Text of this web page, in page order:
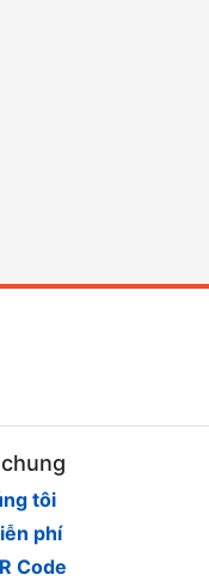
tôi
phí
Code